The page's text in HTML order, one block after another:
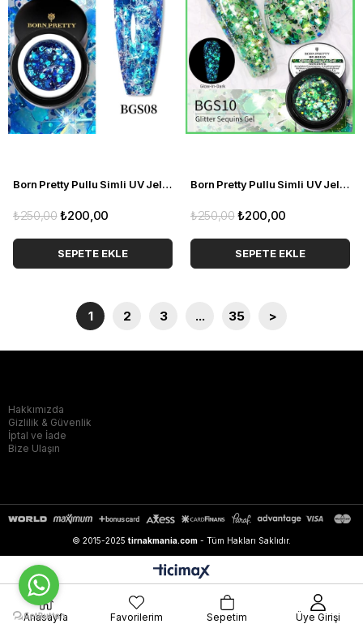
Born Pretty Pullu Simli UV Jel BGS08 (52328-8)
₺200,00
₺250,00
SEPETE EKLE
Born Pretty Pullu Simli UV Jel BGS10 (52328)
₺200,00
₺250,00
SEPETE EKLE
1 2 3 ... 35 >
Hakkımızda
Gizlilik & Güvenlik
İptal ve İade
Bize Ulaşın
© 2015-2025 tirnakmania.com - Tüm Hakları Saklıdır.
Anasayfa Favorilerim Sepetim Üye Girişi